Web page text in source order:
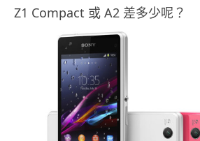
Z1 Compact 或 A2 差多少呢？